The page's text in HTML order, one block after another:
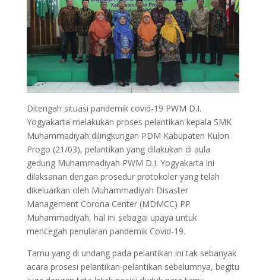
Ditengah situasi pandemik covid-19 PWM D.I.
Yogyakarta melakukan proses pelantikan kepala SMK
Muhammadiyah dilingkungan PDM Kabupaten Kulon
Progo (21/03), pelantikan yang dilakukan di aula
gedung Muhammadiyah PWM D.I. Yogyakarta ini
dilaksanan dengan prosedur protokoler yang telah
dikeluarkan oleh Muhammadiyah Disaster
Management Corona Center (MDMCC) PP
Muhammadiyah, hal ini sebagai upaya untuk
mencegah penularan pandemik Covid-19.
Tamu yang di undang pada pelantikan ini tak sebanyak
acara prosesi pelantikan-pelantikan sebelumnya, begitu